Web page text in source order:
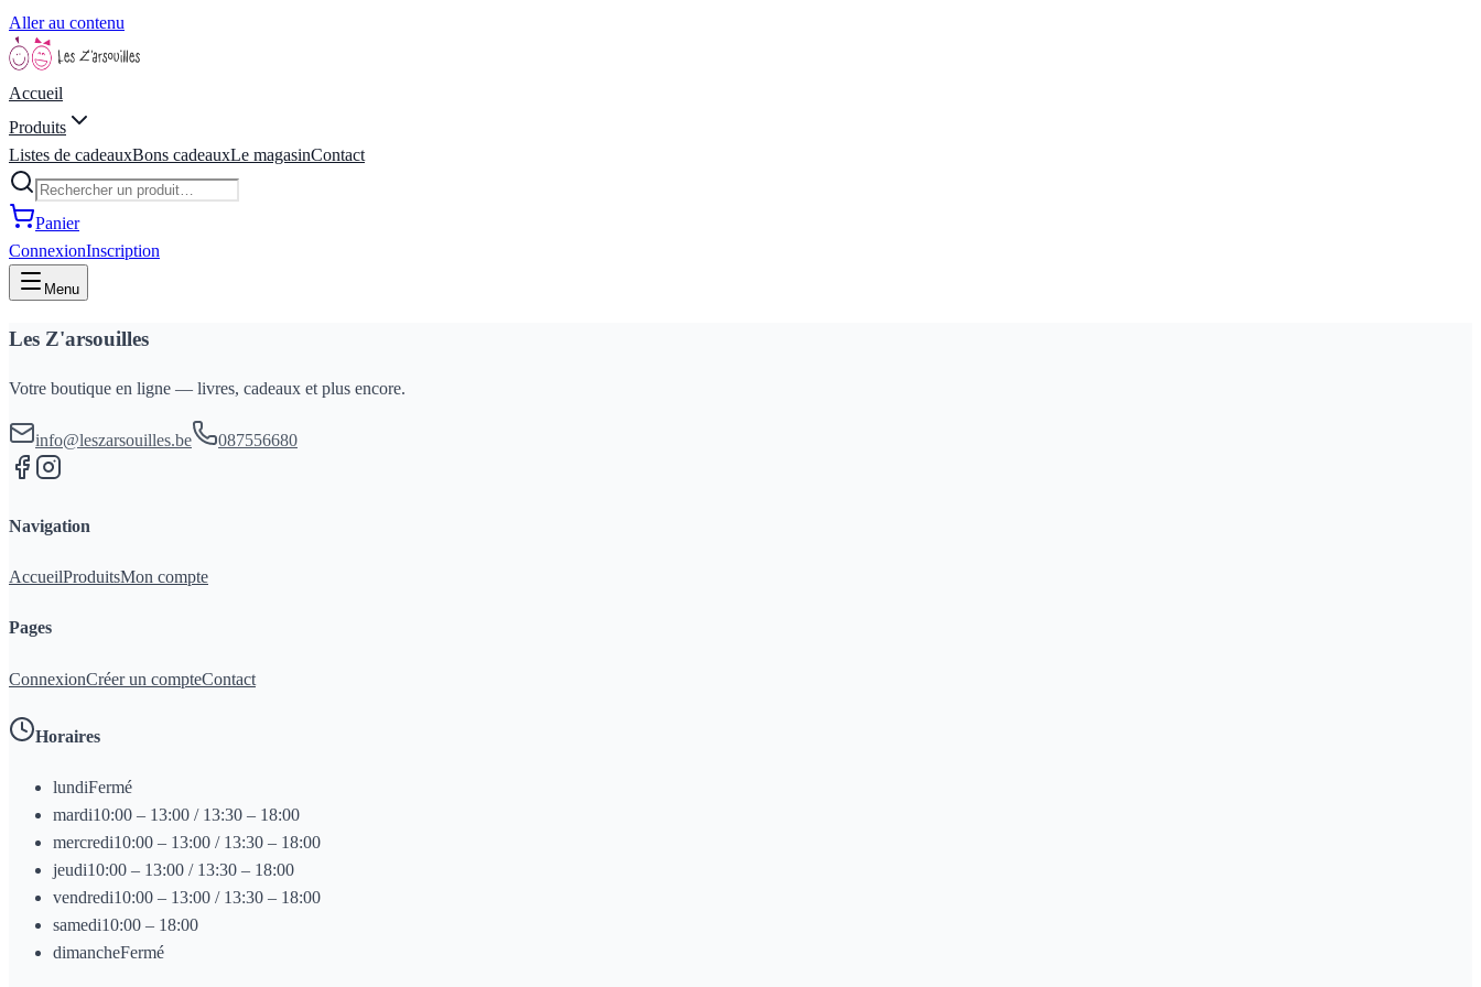
Aller au contenu
Accueil
Produits
Listes de cadeauxBons cadeauxLe magasinContact
Panier
ConnexionInscription
Menu
Les Z'arsouilles
Votre boutique en ligne — livres, cadeaux et plus encore.
info@leszarsouilles.be 087556680
Navigation
AccueilProduitsMon compte
Pages
ConnexionCréer un compteContact
Horaires
lundiFermé
mardi10:00 – 13:00 / 13:30 – 18:00
mercredi10:00 – 13:00 / 13:30 – 18:00
jeudi10:00 – 13:00 / 13:30 – 18:00
vendredi10:00 – 13:00 / 13:30 – 18:00
samedi10:00 – 18:00
dimancheFermé